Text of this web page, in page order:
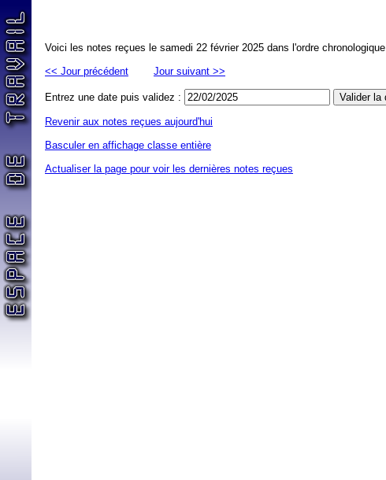
Voici les notes reçues le samedi 22 février 2025 dans l'ordre chronologique
<< Jour précédent
Jour suivant >>
Entrez une date puis validez :
Revenir aux notes reçues aujourd'hui
Basculer en affichage classe entière
Actualiser la page pour voir les dernières notes reçues